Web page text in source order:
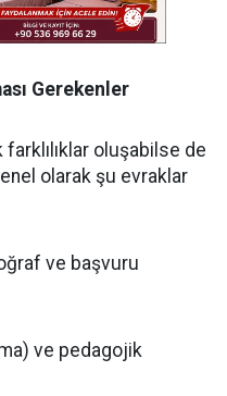
Gerekenler
oluşabilse de
olarak şu evraklar
ve başvuru
ve pedagojik